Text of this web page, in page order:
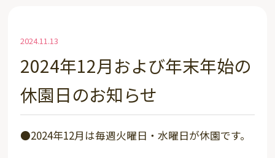
2024.11.13
2024年12月および年末年始の
休園日のお知らせ
●2024年12月は毎週火曜日・水曜日が休園です。